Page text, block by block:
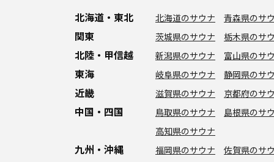
北海道・東北 北海道のサウナ 青森県のサ
関東 茨城県のサウナ 栃木県のサ
北陸・甲信越 新潟県のサウナ 富山県のサ
東海 岐阜県のサウナ 静岡県のサ
近畿 滋賀県のサウナ 京都府のサ
中国・四国 鳥取県のサウナ
島根県のサ
高知県のサウナ
九州・沖縄 福岡県のサウナ 佐賀県のサ